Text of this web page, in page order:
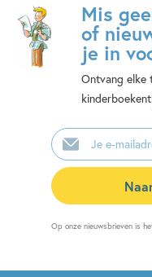
Mis
of
je in
Ontvang elke
E-
mailadres
Op onze nieuwsbrieven is